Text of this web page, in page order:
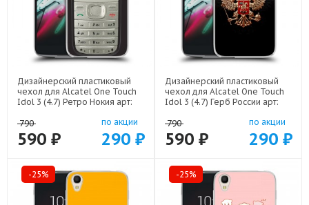
Дизайнерский пластиковый
чехол для Alcatel One Touch
Idol 3 (4.7) Ретро Нокия арт:
790
590 ₽
по акции
290 ₽
Дизайнерский пластиковый
чехол для Alcatel One Touch
Idol 3 (4.7) Герб России арт:
790
590 ₽
по акции
290 ₽
-25% -25%